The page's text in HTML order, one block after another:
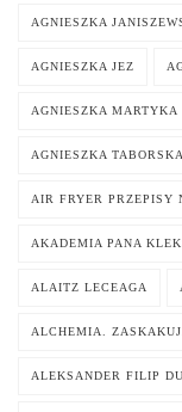
AGNIESZKA
AGNIESZKA JEZ
AGNIESZKA MARTYKA
AGNIESZKA TABORSKA
AIR FRYER PRZEPISY
AKADEMIA PANA
ALAITZ LECEAGA
ALCHEMIA.
ALEKSANDER FILIP